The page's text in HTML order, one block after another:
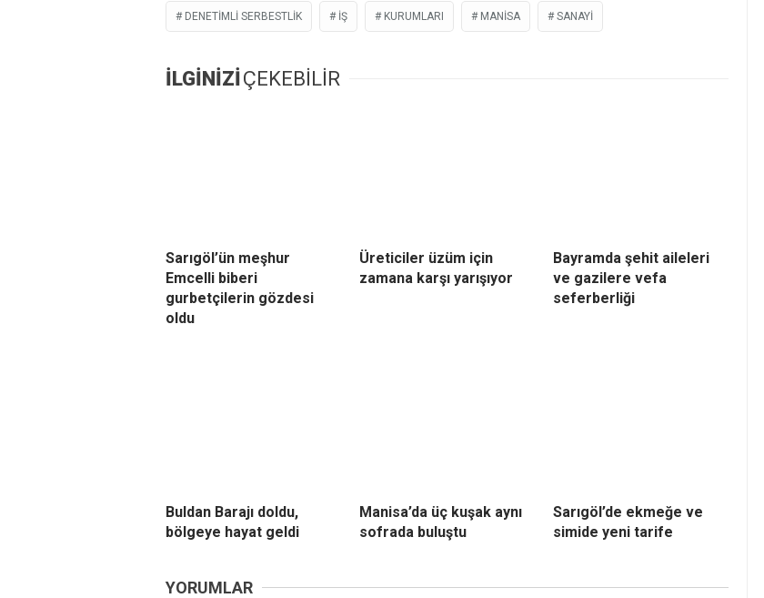
DENETIMLI SERBESTLIK İŞ KURUMLARI MANISA SANAYI
İLGİNİZİÇEKEBİLİR
Sarıgöl’ün meşhur
Emcelli biberi
gurbetçilerin gözdesi
oldu
Üreticiler üzüm için
zamana karşı yarışıyor
Bayramda şehit aileleri
ve gazilere vefa
seferberliği
Buldan Barajı doldu,
bölgeye hayat geldi
Manisa’da üç kuşak aynı
sofrada buluştu
Sarıgöl’de ekmeğe ve
simide yeni tarife
YORUMLAR